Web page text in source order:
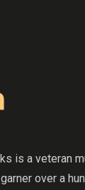
is a veteran
over a